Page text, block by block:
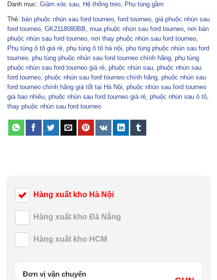
Danh mục: Giảm xóc sau Hệ thống treo Phụ tùng gầm
Thẻ: bán phuộc nhún sau ford tourneo ford tourneo giá phuộc nhún sau
ford tourneo GK2118080BB mua phuộc nhún sau ford tourneo nơi bán
phuộc nhún sau ford tourneo nơi thay phuộc nhún sau ford tourneo
Phụ tùng ô tô giá rẻ phụ tùng ô tô hà nội phụ tùng phuộc nhún sau ford
tourneo phụ tùng phuộc nhún sau ford tourneo chính hãng phụ tùng
phuộc nhún sau ford tourneo giá rẻ phuộc nhún sau phuộc nhún sau
ford tourneo phuộc nhún sau ford tourneo chính hãng phuộc nhún sau
ford tourneo chính hãng giá tốt tại Hà Nội phuộc nhún sau ford tourneo
giá bao nhiêu phuộc nhún sau ford tourneo giá rẻ phuộc nhún sau ô tô
thay phuộc nhún sau ford tourneo
Hàng xuất kho Hà Nội
Hàng xuất kho Đà Nẵng
Hàng xuất kho HCM
Đơn vị vận chuyển